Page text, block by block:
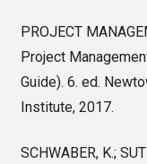
PROJECT
Project
Guide). 6. ed.
Institute, 2017.
SCHWABER, K.;